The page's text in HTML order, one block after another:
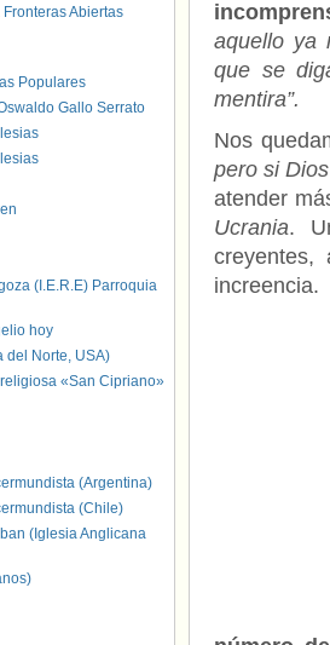
aquello ya
que se
mentira”.
Nos
pero si
atender
Ucrania.
increencia.
Abiertas
Populares
Gallo Serrato
(I.E.R.E) Parroquia
hoy
del Norte, USA)
«San Cipriano»
(Argentina)
(Chile)
(Iglesia Anglicana